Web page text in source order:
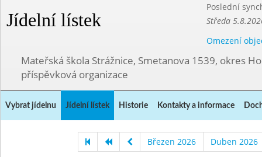
Jídelní lístek
Poslední
Středa
Omezení
Mateřská škola Strážnice, Smetanova 1539, okres
příspěvková organizace
Vybrat jídelnu Jídelní lístek Historie Kontakty a informace
Březen 2026 Duben 2026